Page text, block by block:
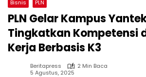
Bisnis PLN
PLN Gelar Kampus
Tingkatkan Kompetensi
Kerja Berbasis K3
Beritapress
2 Min Baca
5 Agustus, 2025